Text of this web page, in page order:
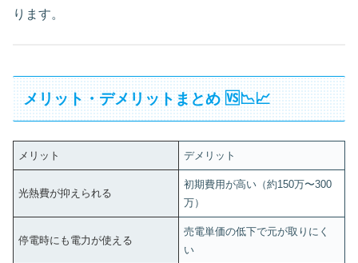
ります。
メリット・デメリットまとめ 🆚📉📈
メリット デメリット
光熱費が抑えられる
初期費用が高い（約150万〜300
万）
停電時にも電力が使える
売電単価の低下で元が取りにく
い